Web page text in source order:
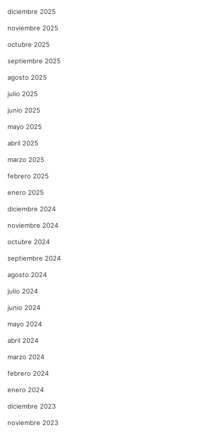
diciembre 2025
noviembre 2025
octubre 2025
septiembre 2025
agosto 2025
julio 2025
junio 2025
mayo 2025
abril 2025
marzo 2025
febrero 2025
enero 2025
diciembre 2024
noviembre 2024
octubre 2024
septiembre 2024
agosto 2024
julio 2024
junio 2024
mayo 2024
abril 2024
marzo 2024
febrero 2024
enero 2024
diciembre 2023
noviembre 2023